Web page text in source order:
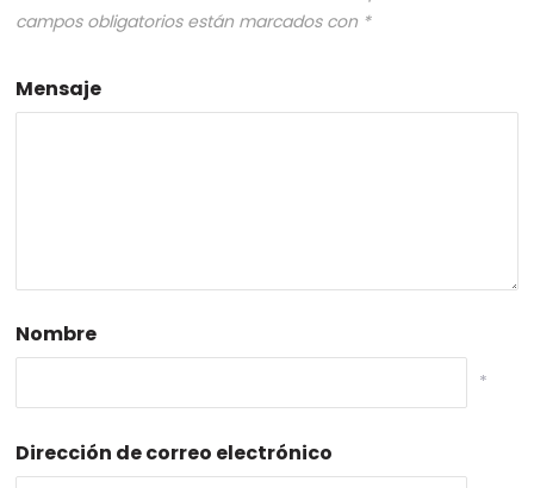
campos obligatorios están marcados con *
Mensaje
Nombre
*
Dirección de correo electrónico